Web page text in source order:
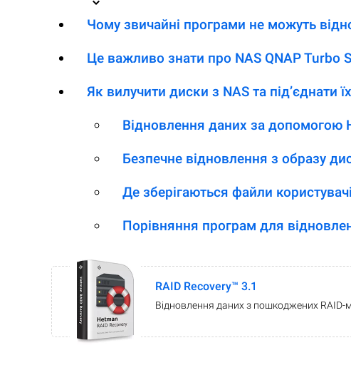
Чому звичайні програми не можуть
Це важливо знати про NAS QNAP Turbo
Як вилучити диски з NAS та під’єднати
Відновлення даних за допомогою
Безпечне відновлення з образу
Де зберігаються файли
Порівняння програм для
RAID Recovery™ 3.1
Відновлення даних з пошкоджених RAID-